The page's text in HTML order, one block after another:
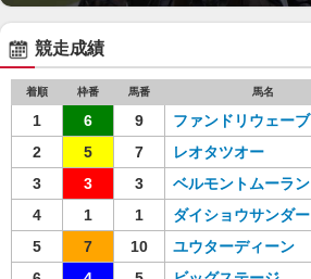
競走成績
着順 枠番 馬番 馬名
1 6 9 ファンドリウェーブ
2
5 7 レオタツオー
3
3 3 ベルモントムーラン
4
1 1 ダイショウサンダー
5
7 10 ユウターディーン